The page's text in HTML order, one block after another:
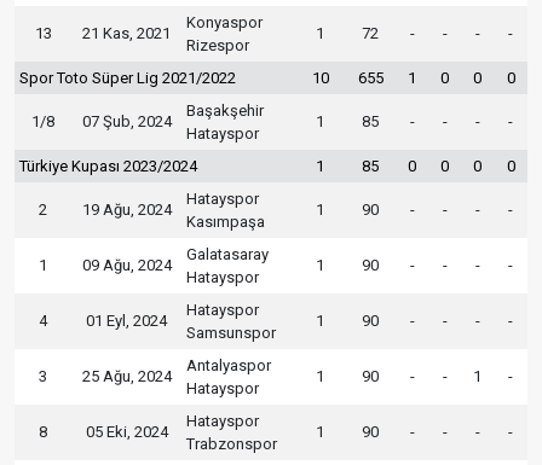
13 21 Kas, 2021
Konyaspor
Rizespor
1 72 - - - -
Spor Toto Süper Lig 2021/2022 10 655 1 0 0 0
1/8 07 Şub, 2024
Başakşehir
Hatayspor
1 85 - - - -
Türkiye Kupası 2023/2024 1 85 0 0 0 0
2 19 Ağu, 2024
Hatayspor
Kasımpaşa
1 90 - - - -
1 09 Ağu, 2024
Galatasaray
Hatayspor
1 90 - - - -
4 01 Eyl, 2024
Hatayspor
Samsunspor
1 90 - - - -
3 25 Ağu, 2024
Antalyaspor
Hatayspor
1 90 - - 1 -
8 05 Eki, 2024
Hatayspor
Trabzonspor
1 90 - - - -